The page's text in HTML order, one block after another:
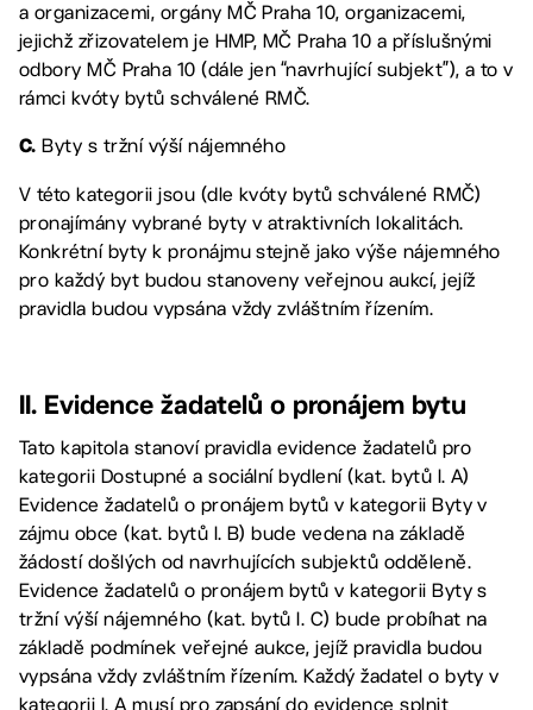
a organizacemi, orgány MČ Praha 10, organizacemi,
jejichž zřizovatelem je HMP, MČ Praha 10 a příslušnými
odbory MČ Praha 10 (dále jen “navrhující subjekt”), a to v
rámci kvóty bytů schválené RMČ.
C. Byty s tržní výší nájemného
V této kategorii jsou (dle kvóty bytů schválené RMČ)
pronajímány vybrané byty v atraktivních lokalitách.
Konkrétní byty k pronájmu stejně jako výše nájemného
pro každý byt budou stanoveny veřejnou aukcí, jejíž
pravidla budou vypsána vždy zvláštním řízením.
II. Evidence žadatelů o pronájem bytu
Tato kapitola stanoví pravidla evidence žadatelů pro
kategorii Dostupné a sociální bydlení (kat. bytů I. A)
Evidence žadatelů o pronájem bytů v kategorii Byty v
zájmu obce (kat. bytů I. B) bude vedena na základě
žádostí došlých od navrhujících subjektů odděleně.
Evidence žadatelů o pronájem bytů v kategorii Byty s
tržní výší nájemného (kat. bytů I. C) bude probíhat na
základě podmínek veřejné aukce, jejíž pravidla budou
vypsána vždy zvláštním řízením. Každý žadatel o byty v
kategorii I. A musí pro zapsání do evidence splnit